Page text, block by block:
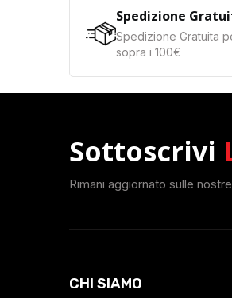
Spedizione
Spedizione Gratuita
sopra i 100€
Sottoscrivi
Rimani aggiornato sulle
CHI SIAMO